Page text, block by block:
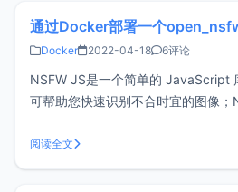
Docker 2022-04-18 6评论
NSFW JS是一个简单的 JavaScript
可帮助您快速识别不合时宜的图像；
它一直在变得越来越准确。Docker部
经有网友将NSFW JS打包成Docke
阅读全文